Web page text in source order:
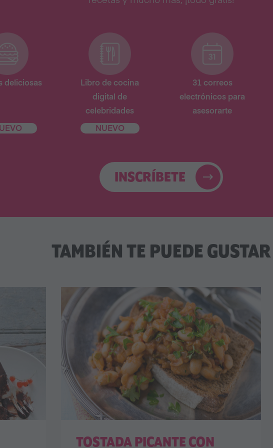
deliciosas
Libro de cocina
digital de
celebridades
NUEVO
31 correos
electrónicos para
asesorarte
INSCRÍBETE
TAMBIÉN TE PUEDE GUSTAR
TOSTADA PICANTE CON